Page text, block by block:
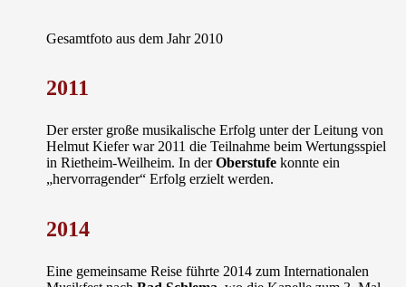
Gesamtfoto aus dem Jahr 2010
2011
Der erster große musikalische Erfolg unter der Leitung von
Helmut Kiefer war 2011 die Teilnahme beim Wertungsspiel
in Rietheim-Weilheim. In derOberstufe konnte ein
„hervorragender“ Erfolg erzielt werden.
2014
Eine gemeinsame Reise führte 2014 zum Internationalen